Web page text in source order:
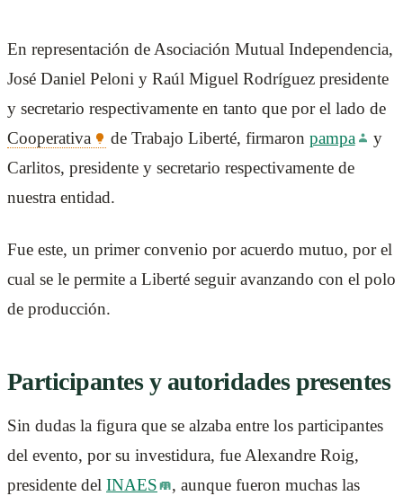
En representación de Asociación Mutual Independencia,
José Daniel Peloni y Raúl Miguel Rodríguez presidente
y secretario respectivamente en tanto que por el lado de
Cooperativa
de Trabajo Liberté, firmaron pampa
y
Carlitos, presidente y secretario respectivamente de
nuestra entidad.
Fue este, un primer convenio por acuerdo mutuo, por el
cual se le permite a Liberté seguir avanzando con el polo
de producción.
Participantes y autoridades presentes
Sin dudas la figura que se alzaba entre los participantes
del evento, por su investidura, fue Alexandre Roig,
presidente del INAES
, aunque fueron muchas las